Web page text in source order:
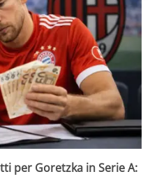
per Goretzka in Serie A: